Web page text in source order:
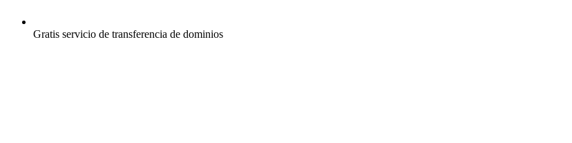
Gratis servicio de transferencia de dominios